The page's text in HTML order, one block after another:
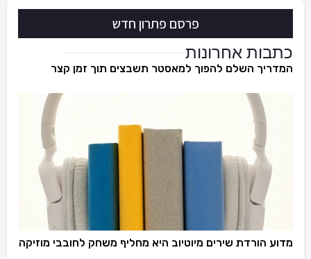
פרסם פתרון חדש
כתבות אחרונות
המדריך השלם להפוך למאסטר תשבצים תוך זמן קצר
מדוע הורדת שירים מיוטיוב היא מחליף משחק לחובבי מוזיקה